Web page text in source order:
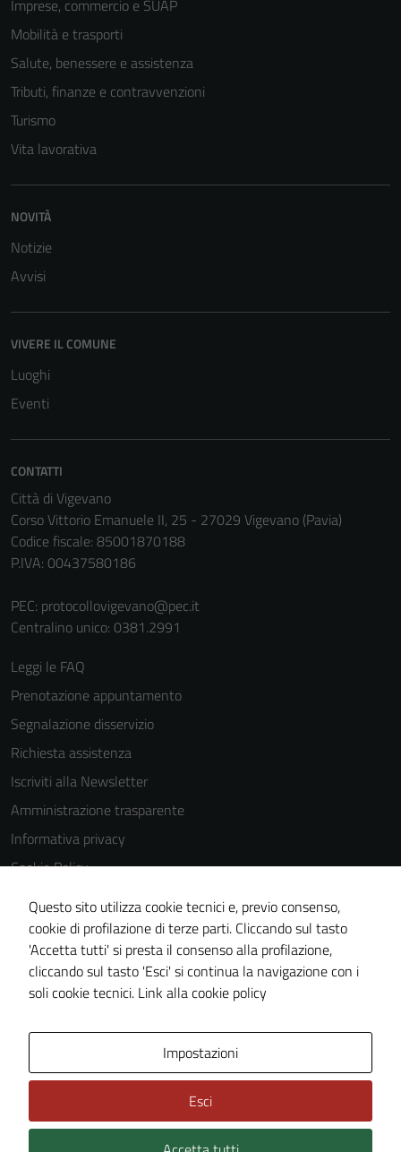
Imprese, commercio e SUAP
Mobilità e trasporti
Salute, benessere e assistenza
Tributi, finanze e contravvenzioni
Turismo
Vita lavorativa
NOVITÀ
Notizie
Avvisi
VIVERE IL COMUNE
Luoghi
Eventi
CONTATTI
Città di Vigevano
Corso Vittorio Emanuele II, 25 - 27029 Vigevano (Pavia)
Codice fiscale: 85001870188
P.IVA: 00437580186
PEC: protocollovigevano@pec.it
Centralino unico: 0381.2991
Leggi le FAQ
Prenotazione appuntamento
Segnalazione disservizio
Richiesta assistenza
Iscriviti alla Newsletter
Amministrazione trasparente
Informativa privacy
Cookie Policy
Media policy
Note legali
Dichiarazione di accessibilità
Piano di miglioramento del sito
Questo sito utilizza cookie tecnici e, previo consenso,
cookie di profilazione di terze parti. Cliccando sul tasto
'Accetta tutti' si presta il consenso alla profilazione,
cliccando sul tasto 'Esci' si continua la navigazione con i
soli cookie tecnici. Link alla cookie policy
Impostazioni
Esci
Tecnici
possono
personali.